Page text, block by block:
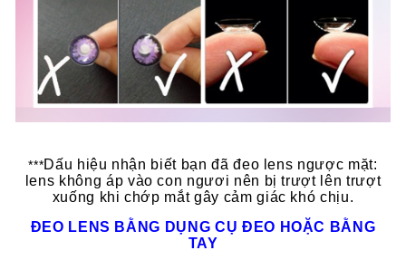
***Dấu hiệu nhận biết bạn đã đeo lens ngược mặt:
lens không áp vào con ngươi nên bị trượt lên trượt
xuống khi chớp mắt gây cảm giác khó chịu.
ĐEO LENS BẰNG DỤNG CỤ ĐEO HOẶC BẰNG
TAY